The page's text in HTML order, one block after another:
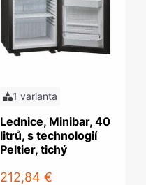
1 varianta
Lednice, Minibar, 40
litrů, s technologií
Peltier, tichý
212,84 €